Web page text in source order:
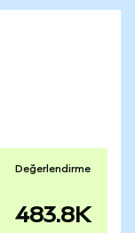
Değerlendirme
483.8K